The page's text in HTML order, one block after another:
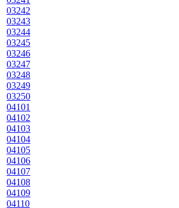
03242
03243
03244
03245
03246
03247
03248
03249
03250
04101
04102
04103
04104
04105
04106
04107
04108
04109
04110